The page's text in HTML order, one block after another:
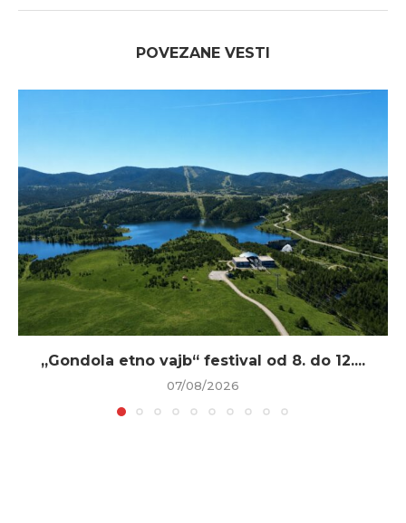
POVEZANE VESTI
„Gondola etno vajb“ festival od 8. do 12....
07/08/2026